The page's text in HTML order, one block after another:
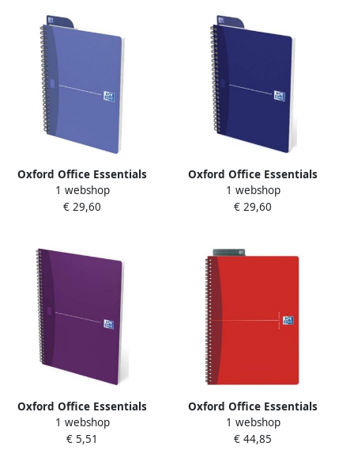
Oxford Office Essentials
spiraalschrift 100
bladzijden ft A5 geruit 5
1 webshop
€ 29,60
Oxford Office Essentials
spiraalschrift 180
bladzijden ft A5 geruit 5
1 webshop
€ 29,60
Oxford Office Essentials
spiraalschrift 100
bladzijden ft A4 geruit 5
1 webshop
€ 5,51
Oxford Office Essentials
spiraalschrift 180
bladzijden ft A4 gelijnd
1 webshop
€ 44,85